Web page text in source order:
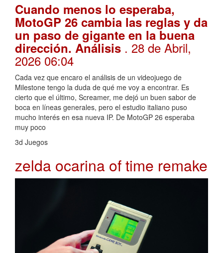
Cuando menos lo esperaba,
MotoGP 26 cambia las reglas y da
un paso de gigante en la buena
dirección. Análisis . 28 de Abril,
2026 06:04
Cada vez que encaro el análisis de un videojuego de
Milestone tengo la duda de qué me voy a encontrar. Es
cierto que el último, Screamer, me dejó un buen sabor de
boca en líneas generales, pero el estudio italiano puso
mucho interés en esa nueva IP. De MotoGP 26 esperaba
muy poco
3d Juegos
zelda ocarina of time remake